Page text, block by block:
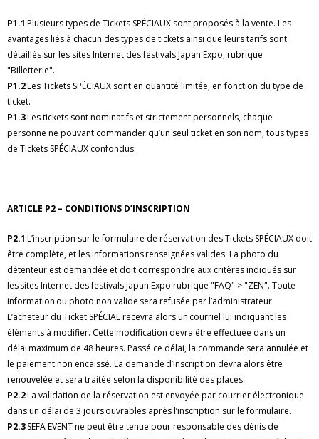
P1.1 Plusieurs types de Tickets SPÉCIAUX sont proposés à la vente. Les
avantages liés à chacun des types de tickets ainsi que leurs tarifs sont
détaillés sur les sites Internet des festivals Japan Expo, rubrique
"Billetterie".
P1.2Les Tickets SPÉCIAUX sont en quantité limitée, en fonction du type de
ticket.
P1.3Les tickets sont nominatifs et strictement personnels, chaque
personne ne pouvant commander qu’un seul ticket en son nom, tous types
de Tickets SPÉCIAUX confondus.
ARTICLE P2 – CONDITIONS D’INSCRIPTION
P2.1 L’inscription sur le formulaire de réservation des Tickets SPÉCIAUX doit
être complète, et les informations renseignées valides. La photo du
détenteur est demandée et doit correspondre aux critères indiqués sur
les sites Internet des festivals Japan Expo rubrique "FAQ" > "ZEN". Toute
information ou photo non valide sera refusée par l’administrateur.
L’acheteur du Ticket SPÉCIAL recevra alors un courriel lui indiquant les
éléments à modifier. Cette modification devra être effectuée dans un
délai maximum de 48 heures. Passé ce délai, la commande sera annulée et
le paiement non encaissé. La demande d’inscription devra alors être
renouvelée et sera traitée selon la disponibilité des places.
P2.2La validation de la réservation est envoyée par courrier électronique
dans un délai de 3 jours ouvrables après l’inscription sur le formulaire.
P2.3SEFA EVENT ne peut être tenue pour responsable des dénis de